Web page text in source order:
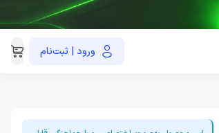
ورود | ثبت‌نام021-91035390